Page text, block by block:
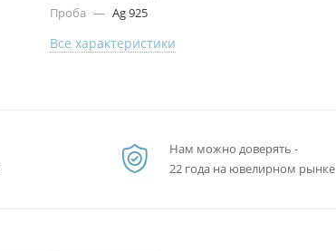
Проба — Ag 925
Все характеристики
Нам можно доверять -
22 года на ювелирном рынке